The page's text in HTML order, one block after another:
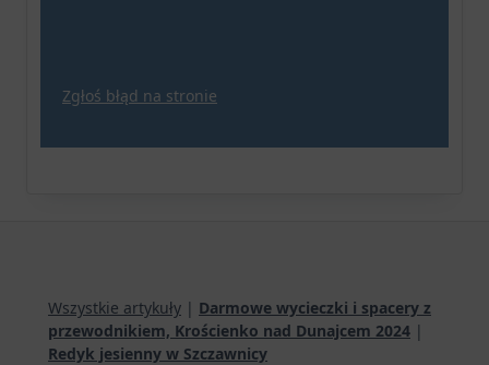
Zgłoś błąd na stronie
Wszystkie artykuły | Darmowe wycieczki i spacery z
przewodnikiem, Krościenko nad Dunajcem 2024 |
Redyk jesienny w Szczawnicy